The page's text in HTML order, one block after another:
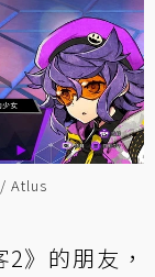
Atlus
》的朋友，